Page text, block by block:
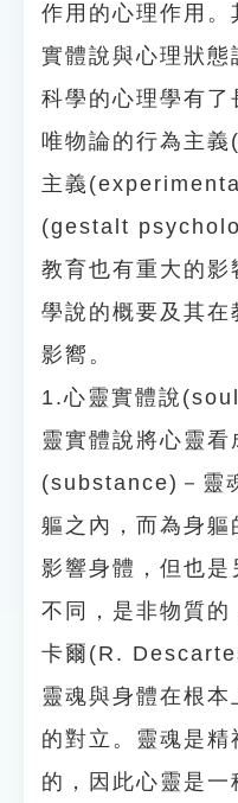
作用的心理作用。
實體說與心理狀態
科學的心理學有
唯物論的行為主
主義
(gestalt
教育也有重大的影
學說的概要及其在
影嚮。
1.心靈實體說
靈實體說將心靈看
(substance)－靈
軀之內，而為身軀
影響身體，但也
不同，是非物質
卡爾(R.
靈魂與身體在根
的對立。靈魂是
的，因此心靈是一